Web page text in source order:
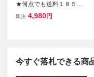
★何点でも送料１８５円
★ ぷよぷよ ファミコン
即決 4,980円
今すぐ落札できる商